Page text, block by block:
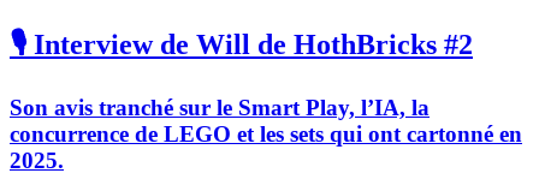
🎙️ Interview de Will de HothBricks #2
Son avis tranché sur le Smart Play, l’IA, la
concurrence de LEGO et les sets qui ont cartonné en
2025.